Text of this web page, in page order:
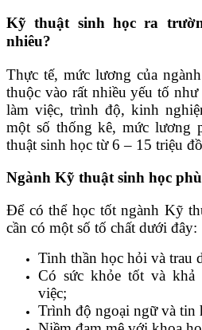
Kỹ thuật sinh học ra
nhiêu?
Thực tế, mức lương của
thuộc vào rất nhiều yếu tố
làm việc, trình độ, kinh
một số thống kê, mức lương
thuật sinh học từ 6 – 15 triệu
Ngành Kỹ thuật sinh học
Để có thể học tốt ngành Kỹ
cần có một số tố chất dưới đây:
Tinh thần học hỏi và trau
Có sức khỏe tốt và khả
việc;
Trình độ ngoại ngữ và tin